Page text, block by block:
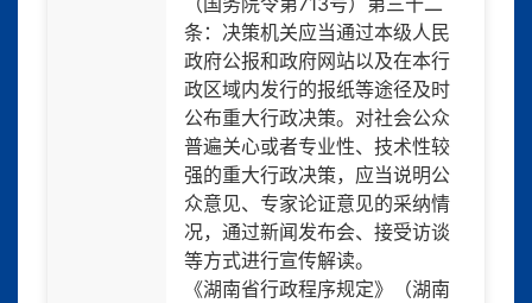
条：决策机关应当通过本级人民
政府公报和政府网站以及在本行
政区域内发行的报纸等途径及时
公布重大行政决策。对社会公众
普遍关心或者专业性、技术性较
强的重大行政决策，应当说明公
众意见、专家论证意见的采纳情
况，通过新闻发布会、接受访谈
等方式进行宣传解读。
《湖南省行政程序规定》（湖南